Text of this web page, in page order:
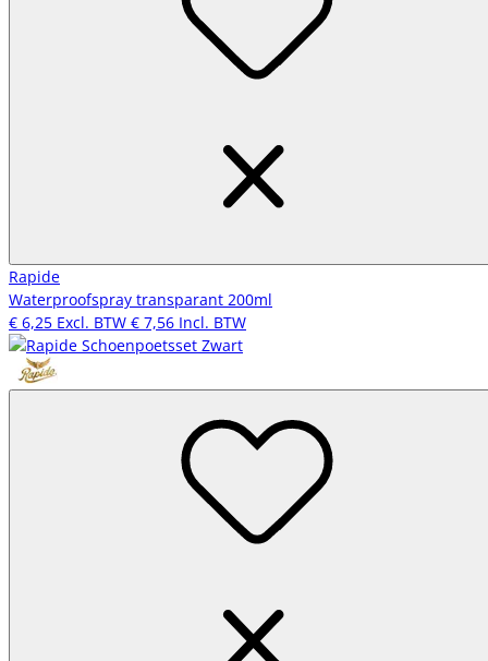
Rapide
Waterproofspray transparant 200ml
€ 6,25 Excl. BTW € 7,56 Incl. BTW